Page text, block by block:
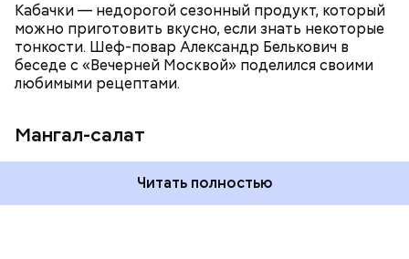
Кабачки — недорогой сезонный продукт, который
можно приготовить вкусно, если знать некоторые
тонкости. Шеф-повар Александр Белькович в
беседе с «Вечерней Москвой» поделился своими
любимыми рецептами.
Мангал-салат
Читать полностью
— Этот вариант кулича не содержит дрожжей,
поэтому люди, которые любят сидеть на диете,